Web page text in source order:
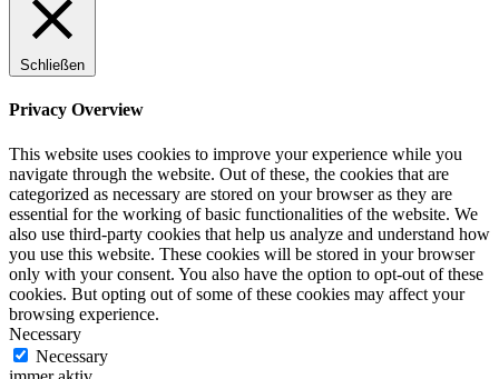
Schließen
Privacy Overview
This website uses cookies to improve your experience while you
navigate through the website. Out of these, the cookies that are
categorized as necessary are stored on your browser as they are
essential for the working of basic functionalities of the website. We
also use third-party cookies that help us analyze and understand how
you use this website. These cookies will be stored in your browser
only with your consent. You also have the option to opt-out of these
cookies. But opting out of some of these cookies may affect your
browsing experience.
Necessary
Necessary